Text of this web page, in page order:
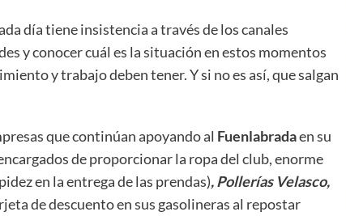
día tiene insistencia a través de los canales
y conocer cuál es la situación en estos momentos
y trabajo deben tener. Y si no es así, que salgan
que continúan apoyando al Fuenlabradaen su
de proporcionar la ropa del club, enorme
en la entrega de las prendas), Pollerías Velasco,
de descuento en sus gasolineras al repostar